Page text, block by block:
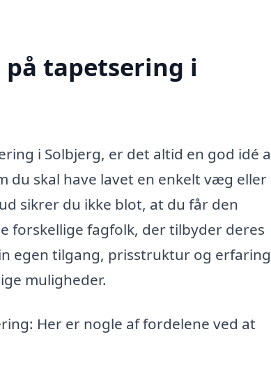
tapetsering i
i Solbjerg, er det altid en god idé
skal have lavet en enkelt væg eller
sikrer du ikke blot, at du får den
forskellige fagfolk, der tilbyder deres
egen tilgang, prisstruktur og
muligheder.
Her er nogle af fordelene ved at